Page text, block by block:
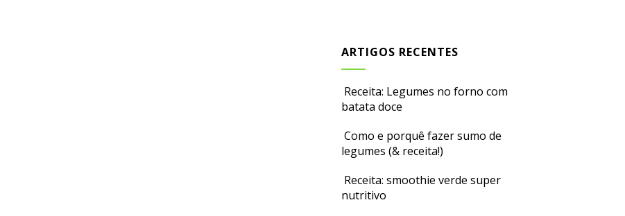
ARTIGOS RECENTES
Receita: Legumes no forno com
batata doce
Como e porquê fazer sumo de
legumes (& receita!)
Receita: smoothie verde super
nutritivo